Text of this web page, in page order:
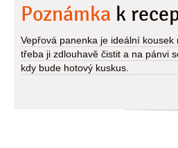
Poznámka k
Vepřová panenka je ideální
třeba ji zdlouhavě čistit a na pánvi
kdy bude hotový kuskus.